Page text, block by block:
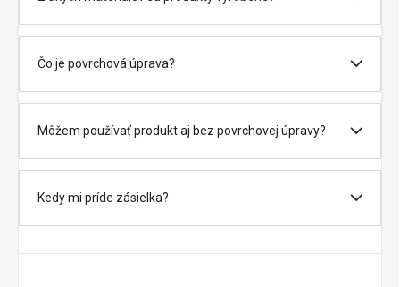
Čo je povrchová úprava?
Môžem používať produkt aj bez povrchovej úpravy?
Kedy mi príde zásielka?